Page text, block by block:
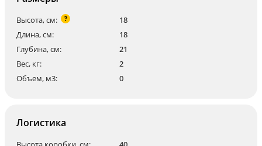
Высота, см: ?
18
Длина, см:
18
Глубина, см:
21
Вес, кг:
2
Объем, м3:
0
Логистика